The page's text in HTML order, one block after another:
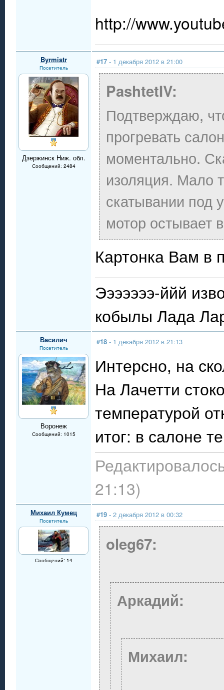
http://
Byrmistr
Посетитель
Дзержинск Ниж. обл.
Сообщений: 2484
#17 - 1 декабря 2012 в 21:00
PashtetIV:
Подтверждаю,
прогревать
моментально.
изоляция. Мало
скатывании под
мотор остывает
Картонка Вам в
Эээээээ-ййй
кобылы Лада
Василич
Посетитель
Воронеж
Сообщений: 1015
#18 - 1 декабря 2012 в 21:13
Интерсно, на
На Лачетти
температурой
итог: в салоне
21:13)
Михаил Кумец
Посетитель
Сообщений: 14
#19 - 2 декабря 2012 в 00:32
oleg67:
Аркадий:
Михаил: